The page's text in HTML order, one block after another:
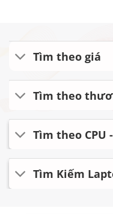
Tìm theo giá
Tìm theo
Tìm theo CPU
Tìm Kiếm